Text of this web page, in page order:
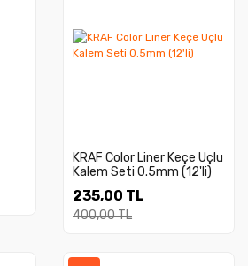
KRAF Color Liner Keçe Uçlu
Kalem Seti 0.5mm (12'li)
235,00 TL
400,00 TL